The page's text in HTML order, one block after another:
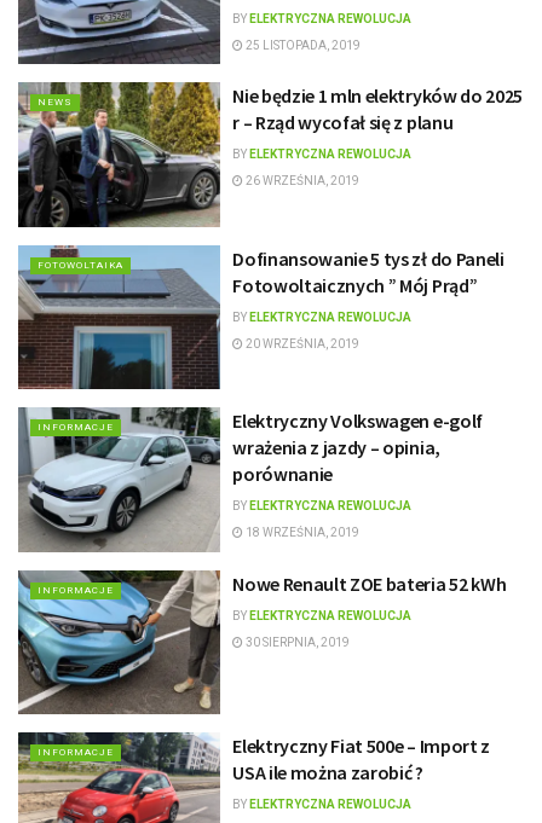
BY ELEKTRYCZNA REWOLUCJA
25 LISTOPADA, 2019
NEWS
Nie będzie 1 mln elektryków do 2025
r – Rząd wycofał się z planu
BY ELEKTRYCZNA REWOLUCJA
26 WRZEŚNIA, 2019
FOTOWOLTAIKA
Dofinansowanie 5 tys zł do Paneli
Fotowoltaicznych ” Mój Prąd”
BY ELEKTRYCZNA REWOLUCJA
20 WRZEŚNIA, 2019
INFORMACJE
Elektryczny Volkswagen e-golf
wrażenia z jazdy – opinia,
porównanie
BY ELEKTRYCZNA REWOLUCJA
18 WRZEŚNIA, 2019
INFORMACJE Nowe Renault ZOE bateria 52 kWh
BY ELEKTRYCZNA REWOLUCJA
30 SIERPNIA, 2019
INFORMACJE
Elektryczny Fiat 500e – Import z
USA ile można zarobić ?
BY ELEKTRYCZNA REWOLUCJA